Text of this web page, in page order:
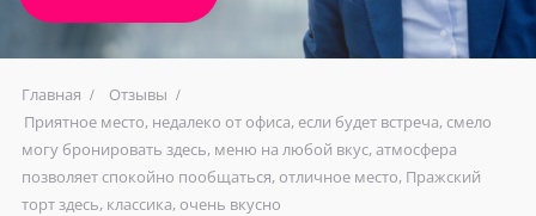
Главная
Отзывы
Приятное место, недалеко от офиса, если будет встреча, смело
могу бронировать здесь, меню на любой вкус, атмосфера
позволяет спокойно пообщаться, отличное место, Пражский
торт здесь, классика, очень вкусно